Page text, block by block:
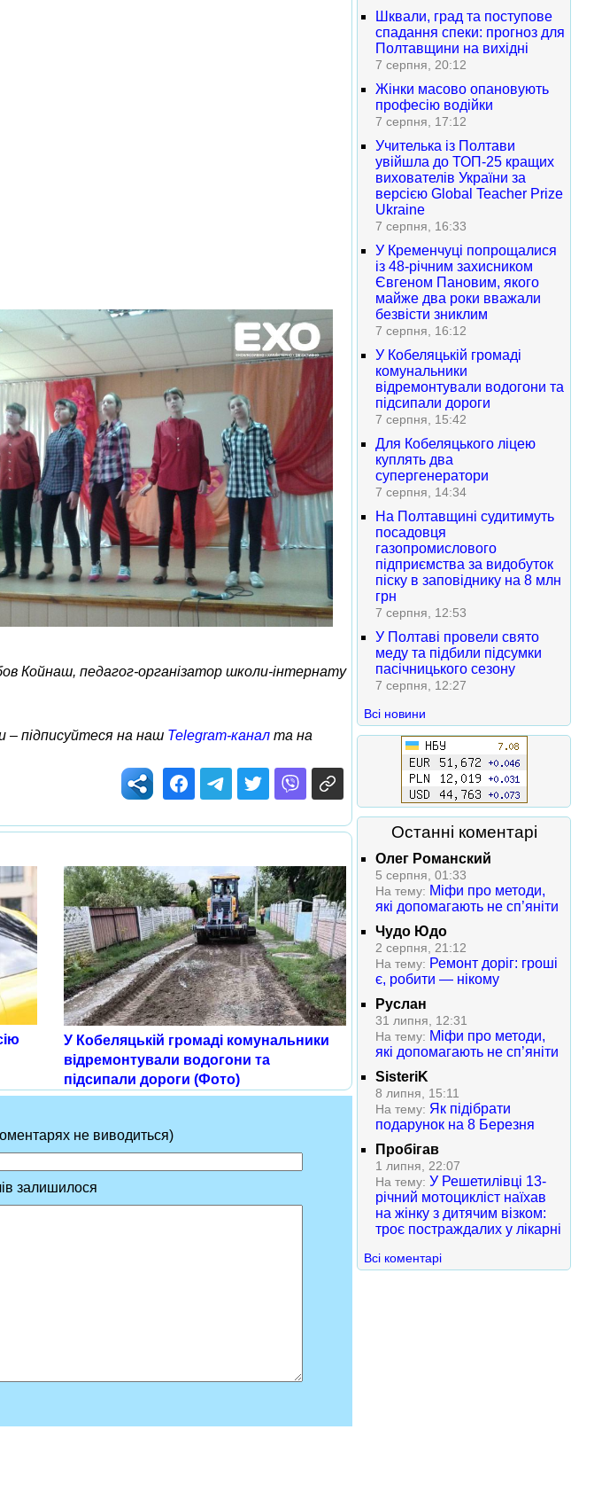
Койнаш, педагог-організатор школи-інтернату
– підписуйтеся на наш Telegram-канал та на
У Кобеляцькій громаді комунальники
відремонтували водогони та
підсипали дороги (Фото)
не виводиться)
залишилося
Шквали, град та поступове
спадання спеки: прогноз для
Полтавщини на вихідні
7 серпня, 20:12
Жінки масово опановують
професію водійки
7 серпня, 17:12
Учителька із Полтави
увійшла до ТОП-25 кращих
вихователів України за
версією Global Teacher Prize
Ukraine
7 серпня, 16:33
У Кременчуці попрощалися
із 48-річним захисником
Євгеном Пановим, якого
майже два роки вважали
безвісти зниклим
7 серпня, 16:12
У Кобеляцькій громаді
комунальники
відремонтували водогони та
підсипали дороги
7 серпня, 15:42
Для Кобеляцького ліцею
куплять два
супергенератори
7 серпня, 14:34
На Полтавщині судитимуть
посадовця
газопромислового
підприємства за видобуток
піску в заповіднику на 8 млн
грн
7 серпня, 12:53
У Полтаві провели свято
меду та підбили підсумки
пасічницького сезону
7 серпня, 12:27
Всі новини
Останні коментарі
Олег Романский
5 серпня, 01:33
На тему: Міфи про методи,
які допомагають не сп’яніти
Чудо Юдо
2 серпня, 21:12
На тему: Ремонт доріг: гроші
є, робити — нікому
Руслан
31 липня, 12:31
На тему: Міфи про методи,
які допомагають не сп’яніти
SisteriK
8 липня, 15:11
На тему: Як підібрати
подарунок на 8 Березня
Пробігав
1 липня, 22:07
На тему: У Решетилівці 13-
річний мотоцикліст наїхав
на жінку з дитячим візком:
троє постраждалих у лікарні
Всі коментарі